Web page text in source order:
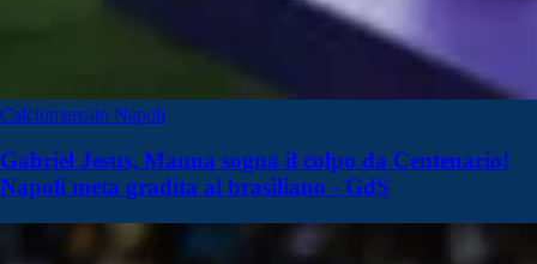
Calciomercato Napoli
Gabriel Jesus, Manna sogna il colpo da Centenario!
Napoli meta gradita al brasiliano - GdS